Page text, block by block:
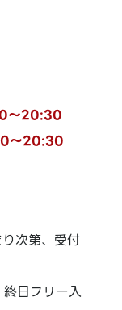
～20:30
～20:30
次第、受付
日フリー入